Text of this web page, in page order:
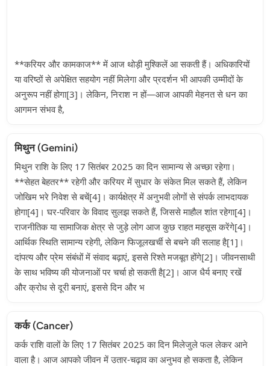
**करियर और कामकाज** में आज थोड़ी मुश्किलें आ सकती हैं। अधिकारियों
या वरिष्ठों से अपेक्षित सहयोग नहीं मिलेगा और प्रदर्शन भी आपकी उम्मीदों के
अनुरूप नहीं होगा[3]। लेकिन, निराश न हों—आज आपकी मेहनत से धन का
आगमन संभव है,
मिथुन (Gemini)
मिथुन राशि के लिए 17 सितंबर 2025 का दिन सामान्य से अच्छा रहेगा।
**सेहत बेहतर** रहेगी और करियर में सुधार के संकेत मिल सकते हैं, लेकिन
जोखिम भरे निवेश से बचें[4]। कार्यक्षेत्र में अनुभवी लोगों से संपर्क लाभदायक
होगा[4]। घर-परिवार के विवाद सुलझ सकते हैं, जिससे माहौल शांत रहेगा[4]।
राजनीतिक या सामाजिक क्षेत्र से जुड़े लोग आज कुछ राहत महसूस करेंगे[4]।
आर्थिक स्थिति सामान्य रहेगी, लेकिन फिजूलखर्ची से बचने की सलाह है[1]।
दांपत्य और प्रेम संबंधों में संवाद बढ़ाएं, इससे रिश्ते मजबूत होंगे[2]। जीवनसाथी
के साथ भविष्य की योजनाओं पर चर्चा हो सकती है[2]। आज धैर्य बनाए रखें
और क्रोध से दूरी बनाएं, इससे दिन और भ
कर्क (Cancer)
कर्क राशि वालों के लिए 17 सितंबर 2025 का दिन मिलेजुले फल लेकर आने
वाला है। आज आपको जीवन में उतार-चढ़ाव का अनुभव हो सकता है, लेकिन